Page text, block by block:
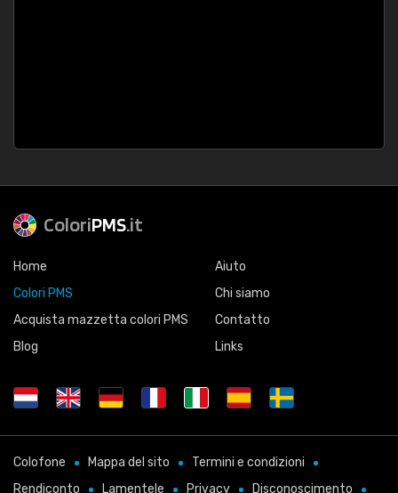
ColoriPMS.it
Home
Colori PMS
Acquista mazzetta colori PMS
Blog
Aiuto
Chi siamo
Contatto
Links
Colofone Mappa del sito
Termini e condizioni
Rendiconto
Lamentele Privacy Disconoscimento